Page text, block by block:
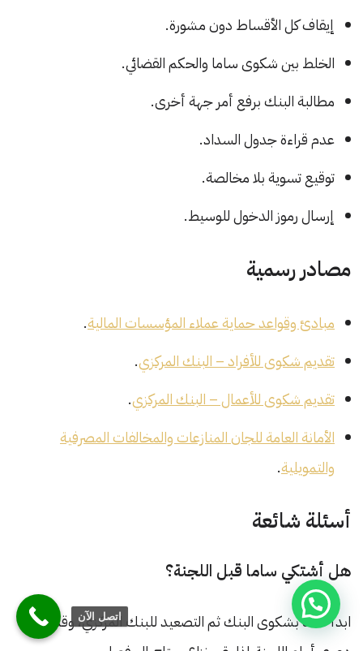
إيقاف كل الأقساط دون مشورة.
الخلط بين شكوى ساما والحكم القضائي.
مطالبة البنك برفع أمر جهة أخرى.
عدم قراءة جدول السداد.
توقيع تسوية بلا مخالصة.
إرسال رموز الدخول للوسيط.
مصادر رسمية
مبادئ وقواعد حماية عملاء المؤسسات المالية.
تقديم شكوى للأفراد – البنك المركزي.
تقديم شكوى للأعمال – البنك المركزي.
الأمانة العامة للجان المنازعات والمخالفات المصرفية
والتمويلية.
أسئلة شائعة
هل أشتكي ساما قبل اللجنة؟
ابدأ عادة بشكوى البنك ثم التصعيد للبنك المركزي، وقد ترفع
اتصل الآن